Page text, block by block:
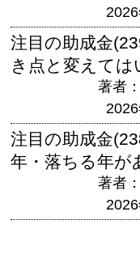
注目の助成金
き点と変えては
著者
注目の助成金
年・落ちる年が
著者